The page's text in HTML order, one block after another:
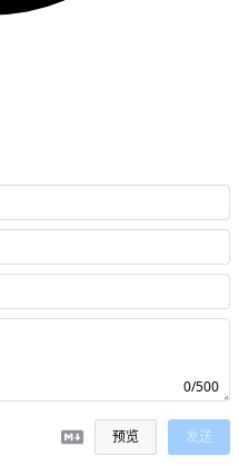
0/500
预览 发送